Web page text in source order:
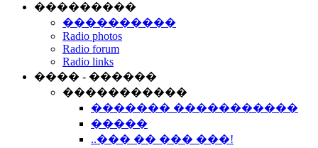
���������
����������
Radio photos
Radio forum
Radio links
���� - ������
�����������
������� �����������
�����
..��� �� ��� ���!